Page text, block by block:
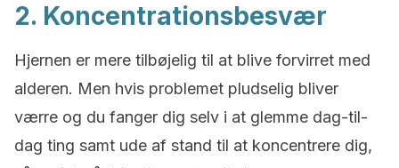
2. Koncentrationsbesvær
Hjernen er mere tilbøjelig til at blive forvirret med
alderen. Men hvis problemet pludselig bliver
værre og du fanger dig selv i at glemme dag-til-
dag ting samt ude af stand til at koncentrere dig,